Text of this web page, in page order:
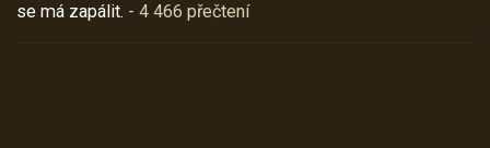
se má zapálit. - 4 466 přečtení